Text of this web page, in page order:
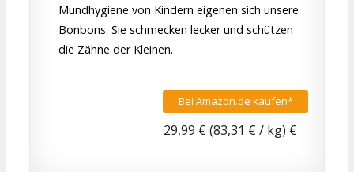
Mundhygiene von Kindern eigenen sich unsere
Bonbons. Sie schmecken lecker und schützen
die Zähne der Kleinen.
Bei Amazon.de kaufen*
29,99 € (83,31 € / kg) €